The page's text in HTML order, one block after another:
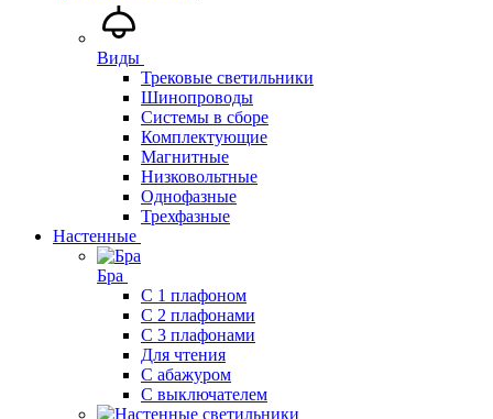
Виды
Трековые светильники
Шинопроводы
Системы в сборе
Комплектующие
Магнитные
Низковольтные
Однофазные
Трехфазные
Настенные
Бра
С 1 плафоном
С 2 плафонами
С 3 плафонами
Для чтения
С абажуром
С выключателем